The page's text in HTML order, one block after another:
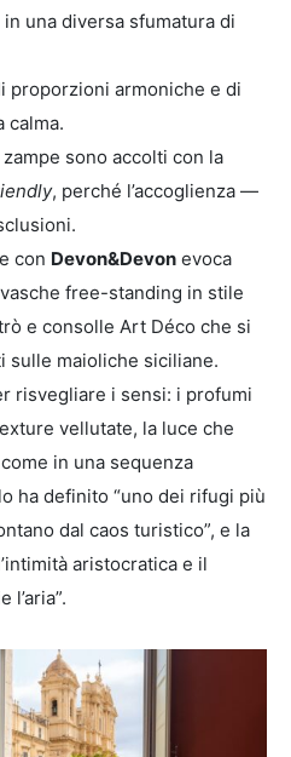
una diversa sfumatura di
proporzioni armoniche e di
calma.
sono accolti con la
, perché l’accoglienza —
con Devon&Devon evoca
free-standing in stile
e consolle Art Déco che si
sulle maioliche siciliane.
risvegliare i sensi: i profumi
vellutate, la luce che
in una sequenza
lo ha definito “uno dei rifugi più
dal caos turistico”, e la
aristocratica e il